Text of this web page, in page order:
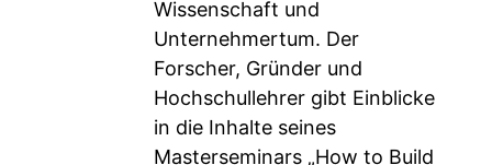
Wissenschaft und
Unternehmertum. Der
Forscher, Gründer und
Hochschullehrer gibt Einblicke
in die Inhalte seines
Masterseminars „How to Build